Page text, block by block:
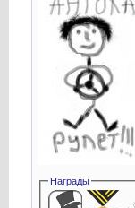
Награды